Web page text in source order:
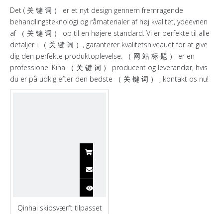
Det ( 关 键 词 ） er et nyt design gennem fremragende
behandlingsteknologi og råmaterialer af høj kvalitet, ydeevnen
af ​​（ 关 键 词 ） op til en højere standard. Vi er perfekte til alle
detaljer i （ 关 键 词 ）, garanterer kvalitetsniveauet for at give
dig den perfekte produktoplevelse. （ 网 站 标 题 ） er en
professionel Kina （ 关 键 词 ） producent og leverandør, hvis
du er på udkig efter den bedste （ 关 键 词 ） , kontakt os nu!
Qinhai skibsværft tilpasset